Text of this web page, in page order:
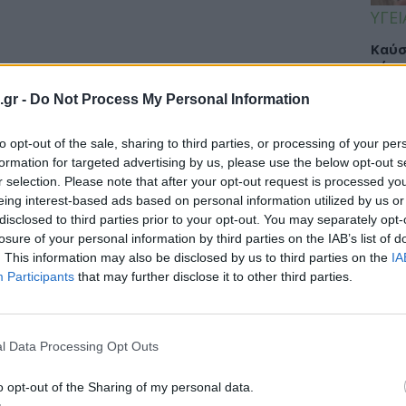
- Do Not Process My Personal Information
opt-out of the sale, sharing to third parties, or processing of your
for targeted advertising by us, please use the below opt-out
selection. Please note that after your opt-out request is processed
interest-based ads based on personal information utilized by us
to third parties prior to your opt-out. You may separately
of your personal information by third parties on the IAB’s list of
This information may also be disclosed by us to third parties on the
Participants that may further disclose it to other third parties.
Data Processing Opt Outs
opt-out of the Sharing of my personal data.
και το ΚΕΕΛΠΝΟ αλλά
μέτρων
γιατρούς και στη δουλειά που
Νοσημάτων (ΚΕΕΛΠΝΟ) δηλώνουν...